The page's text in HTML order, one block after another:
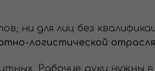
ни для лиц без
логистической